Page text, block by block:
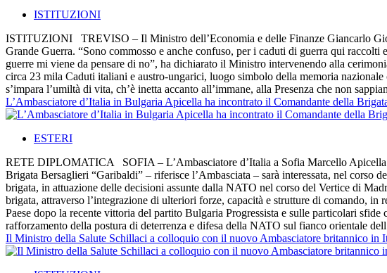
ISTITUZIONI
ISTITUZIONI TREVISO – Il Ministro dell’Economia e delle Finanze Giancarlo
Grande Guerra. “Sono commosso e anche confuso, per i caduti di guerra qui
guerre mi viene da pensare di no”, ha dichiarato il Ministro intervenendo alla
circa 23 mila Caduti italiani e austro-ungarici, luogo simbolo della memoria
s’impara l’umiltà di vita, ch’è inetta accanto all’immane, alla Presenza che non
L’Ambasciatore d’Italia in Bulgaria Apicella ha incontrato il Comandante della
ESTERI
RETE DIPLOMATICA SOFIA – L’Ambasciatore d’Italia a Sofia Marcello Apicella
Brigata Bersaglieri “Garibaldi” – riferisce l’Ambasciata – sarà interessata, nel
brigata, in attuazione delle decisioni assunte dalla NATO nel corso del Vertice di
brigata, attraverso l’integrazione di ulteriori forze, capacità e strutture di comando,
Paese dopo la recente vittoria del partito Bulgaria Progressista e sulle particolari
rafforzamento della postura di deterrenza e difesa della NATO sul fianco orientale
Il Ministro della Salute Schillaci a colloquio con il nuovo Ambasciatore britannico in